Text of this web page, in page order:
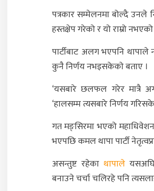
पत्रकार सम्मेलनमा बोल्दै उनले
हस्तक्षेप गरेको र यो राम्रो
पार्टीबाट अलग भएपनि थापाले
कुनै निर्णय नभइसकेकाे बताए ।
‘यसबारे छलफल गरेर मात्रै
‘हालसम्म त्यसबारे निर्णय
गत मङ्सिरमा भएको
भएपछि कमल थापा पार्टी
असन्तुष्ट रहेकाथापाले
बनाउने चर्चा चलिरहे पनि